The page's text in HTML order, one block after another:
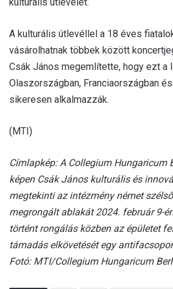
A kulturális útlevéllel a 18 éves
vásárolhatnak többek között
Csák János megemlítette, hogy ezt a
Olaszországban, Franciaországban
sikeresen alkalmazzák.
(MTI)
Címlapkép: A Collegium Hungaricum
képen Csák János kulturális és
megtekinti az intézmény német
megrongált ablakát 2024. február 9-
történt rongálás közben az épületet
támadás elkövetését egy
Fotó: MTI/Collegium Hungaricum